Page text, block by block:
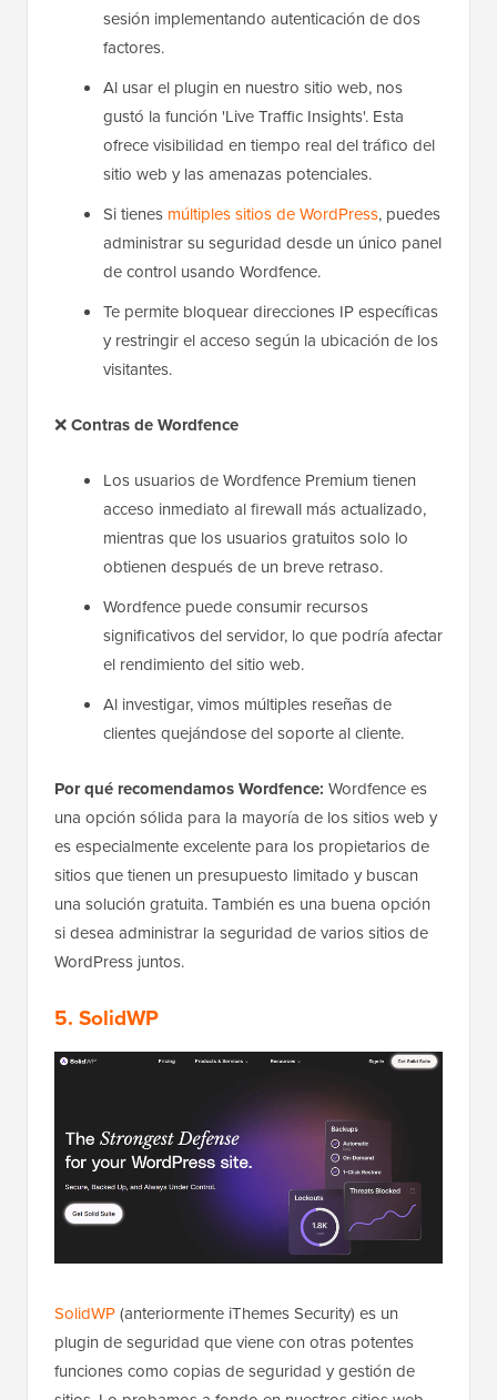
sesión implementando autenticación de dos
factores.
Al usar el plugin en nuestro sitio web, nos
gustó la función 'Live Traffic Insights'. Esta
ofrece visibilidad en tiempo real del tráfico del
sitio web y las amenazas potenciales.
Si tienes múltiples sitios de WordPress, puedes
administrar su seguridad desde un único panel
de control usando Wordfence.
Te permite bloquear direcciones IP específicas
y restringir el acceso según la ubicación de los
visitantes.
❌Contras de Wordfence
Los usuarios de Wordfence Premium tienen
acceso inmediato al firewall más actualizado,
mientras que los usuarios gratuitos solo lo
obtienen después de un breve retraso.
Wordfence puede consumir recursos
significativos del servidor, lo que podría afectar
el rendimiento del sitio web.
Al investigar, vimos múltiples reseñas de
clientes quejándose del soporte al cliente.
Por qué recomendamos Wordfence: Wordfence es
una opción sólida para la mayoría de los sitios web y
es especialmente excelente para los propietarios de
sitios que tienen un presupuesto limitado y buscan
una solución gratuita. También es una buena opción
si desea administrar la seguridad de varios sitios de
WordPress juntos.
5. SolidWP
SolidWP(anteriormente iThemes Security) es un
plugin de seguridad que viene con otras potentes
funciones como copias de seguridad y gestión de